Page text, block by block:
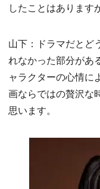
したことはあります
山下：ドラマだとど
れなかった部分があ
ャラクターの心情に
画ならではの贅沢な
思います。